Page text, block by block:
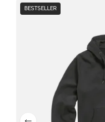
BESTSELLER